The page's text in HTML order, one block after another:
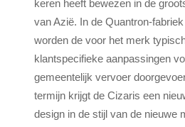
keren heeft bewezen in de
van Azië. In de Quantron-
worden de voor het merk
klantspecifieke aanpassingen
gemeentelijk vervoer
termijn krijgt de Cizaris een
design in de stijl van de nieuwe